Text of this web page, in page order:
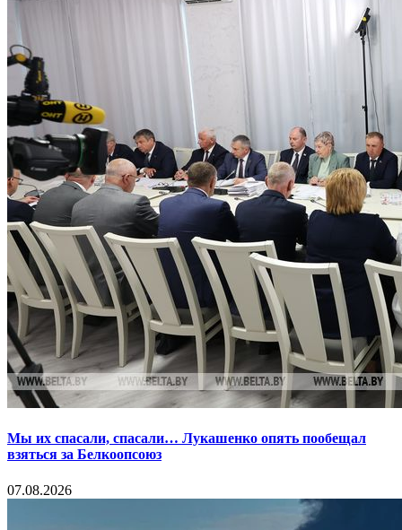
Мы их спасали, спасали… Лукашенко опять пообещал
взяться за Белкоопсоюз
07.08.2026